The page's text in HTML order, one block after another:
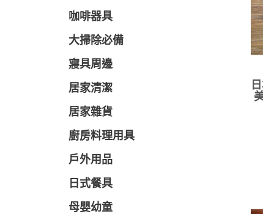
咖啡器具
大掃除必備
寢具周邊
居家清潔
居家雜貨
廚房料理用具
戶外用品
日式餐具
母嬰幼童